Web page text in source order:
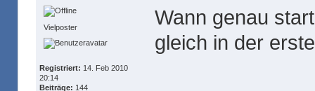
Vielposter
Registriert: 14. Feb 2010
20:14
Beiträge: 144
Wann genau
gleich in der